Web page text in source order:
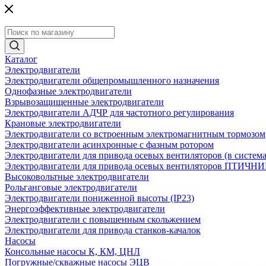
Каталог
Электродвигатели
Электродвигатели общепромышленного назначения
Однофазные электродвигатели
Взрывозащищенные электродвигатели
Электродвигатели АДЧР для частотного регулирования
Крановые электродвигатели
Электродвигатели со встроенным электромагнитным тормозом
Электродвигатели асинхронные с фазным ротором
Электродвигатели для привода осевых вентиляторов (в
Электродвигатели для привода осевых вентиляторов
Высоковольтные электродвигатели
Рольганговые электродвигатели
Электродвигатели пониженной высоты (IP23)
Энергоэффективные электродвигатели
Электродвигатели с повышенным скольжением
Электродвигатели для привода станков-качалок
Насосы
Консольные насосы К, КМ, ЦНЛ
Погружные/скважные насосы ЭЦВ